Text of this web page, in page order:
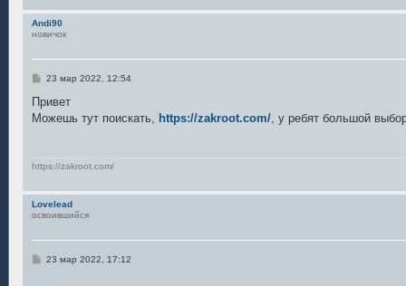
Andi90
новичок
С
о
щ
е
23 мар 2022, 12:54
Привет
Можешь тут поискать, https://zakroot.com/, у ребят большой
https://zakroot.com/
Lovelead
освоившийся
С23 мар 2022, 17:12